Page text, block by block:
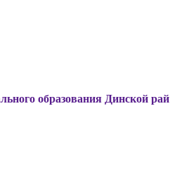
Динской район